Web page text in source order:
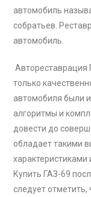
автомобиль
собратьев.
автомобиль.
Автореставрация
только
автомобиля были
алгоритмы и
довести до
обладает такими
характеристиками
Купить ГАЗ-69
следует отметить,